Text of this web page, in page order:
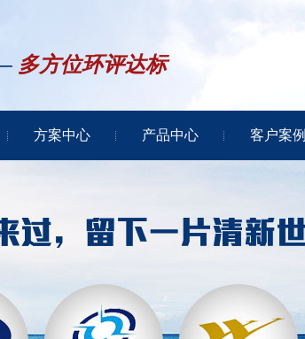
多方位环评达标
方案中心 产品中心 客户案例